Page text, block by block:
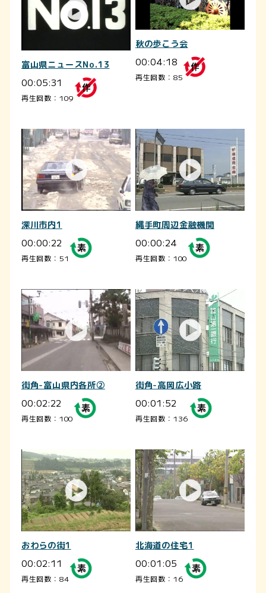
富山県ニュースNo.13
00:05:31
再生回数：109
秋の歩こう会
00:04:18
再生回数：85
深川市内1
00:00:22
再生回数：51
縄手町周辺金融機関
00:00:24
再生回数：100
街角-富山県内各所②
00:02:22
再生回数：100
街角-高岡広小路
00:01:52
再生回数：136
おわらの街1
00:02:11
再生回数：84
北海道の住宅1
00:01:05
再生回数：16